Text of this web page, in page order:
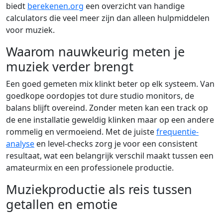
biedt berekenen.org een overzicht van handige
calculators die veel meer zijn dan alleen hulpmiddelen
voor muziek.
Waarom nauwkeurig meten je
muziek verder brengt
Een goed gemeten mix klinkt beter op elk systeem. Van
goedkope oordopjes tot dure studio monitors, de
balans blijft overeind. Zonder meten kan een track op
de ene installatie geweldig klinken maar op een andere
rommelig en vermoeiend. Met de juistefrequentie-
analyse en level-checks zorg je voor een consistent
resultaat, wat een belangrijk verschil maakt tussen een
amateurmix en een professionele productie.
Muziekproductie als reis tussen
getallen en emotie